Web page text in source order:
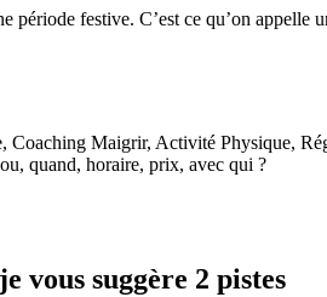
période festive. C’est ce qu’on
Coaching Maigrir, Activité Physique,
quand, horaire, prix, avec qui ?
vous suggère 2 pistes